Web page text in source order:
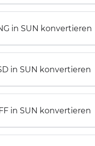
in SUN konvertieren
in SUN konvertieren
in SUN konvertieren